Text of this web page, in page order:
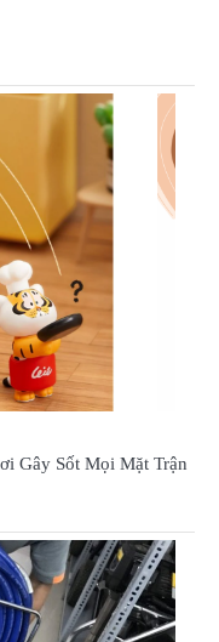
Gây Sốt Mọi Mặt Trận